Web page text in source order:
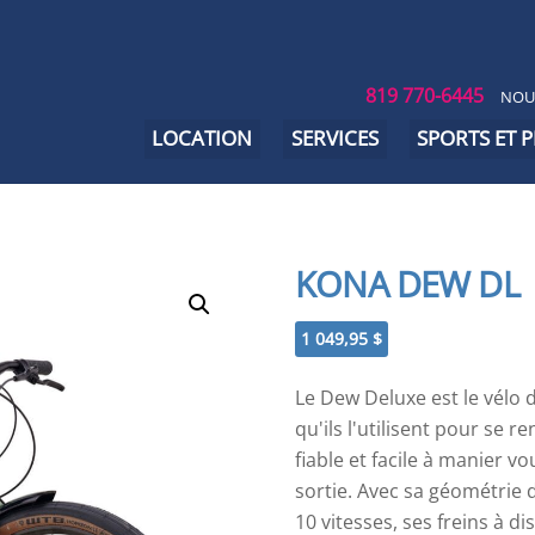
819 770-6445
LOCATION SERVICES SPORTS ET
KONA DEW DL
1 049,95 $
Le Dew Deluxe est le
qu'ils l'utilisent pour se
fiable et facile à manier
sortie. Avec sa
10 vitesses, ses freins à